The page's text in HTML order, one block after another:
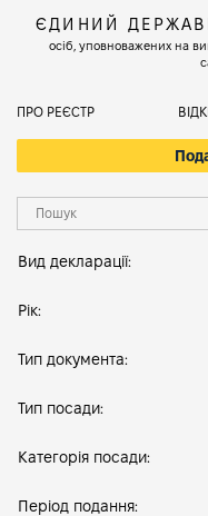
ЄДИНИЙ
осіб, уповноважених на
ПРО РЕЄСТР
Вид декларації:
Рік:
Тип документа:
Тип посади:
Категорія посади:
Період подання: